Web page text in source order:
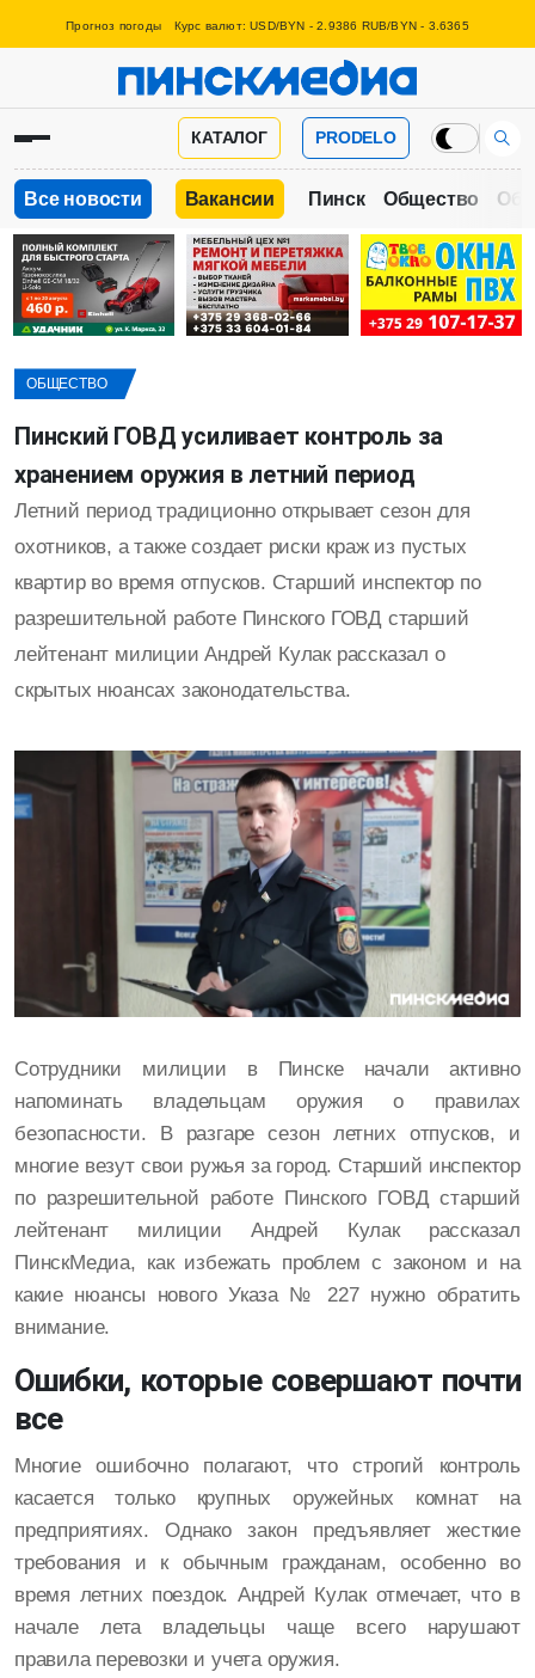
Прогноз погоды Курс валют: USD/BYN - 2.9386 RUB/BYN - 3.6365
КАТАЛОГ PRODELO
Все новости Вакансии Пинск Общество
ОБЩЕСТВО
Пинский ГОВД усиливает контроль за
хранением оружия в летний период
Летний период традиционно открывает сезон для
охотников, а также создает риски краж из пустых
квартир во время отпусков. Старший инспектор по
разрешительной работе Пинского ГОВД старший
лейтенант милиции Андрей Кулак рассказал о
скрытых нюансах законодательства.
Сотрудники милиции в Пинске начали активно
напоминать владельцам оружия о правилах
безопасности. В разгаре сезон летних отпусков, и
многие везут свои ружья за город. Старший инспектор
по разрешительной работе Пинского ГОВД старший
лейтенант милиции Андрей Кулак рассказал
ПинскМедиа, как избежать проблем с законом и на
какие нюансы нового Указа № 227 нужно обратить
внимание.
Ошибки, которые совершают почти
все
Многие ошибочно полагают, что строгий контроль
касается только крупных оружейных комнат на
предприятиях. Однако закон предъявляет жесткие
требования и к обычным гражданам, особенно во
время летних поездок. Андрей Кулак отмечает, что в
начале лета владельцы чаще всего нарушают
правила перевозки и учета оружия.